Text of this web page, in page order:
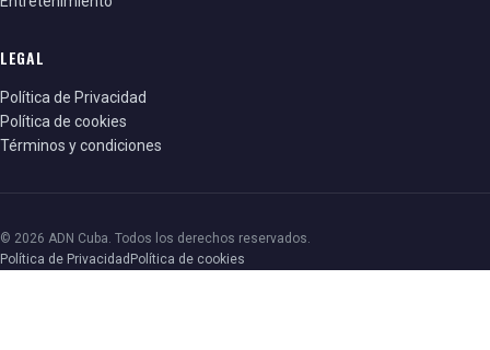
LEGAL
Política de Privacidad
Política de cookies
Términos y condiciones
© 2026 ADN Cuba. Todos los derechos reservados.
Política de Privacidad Política de cookies